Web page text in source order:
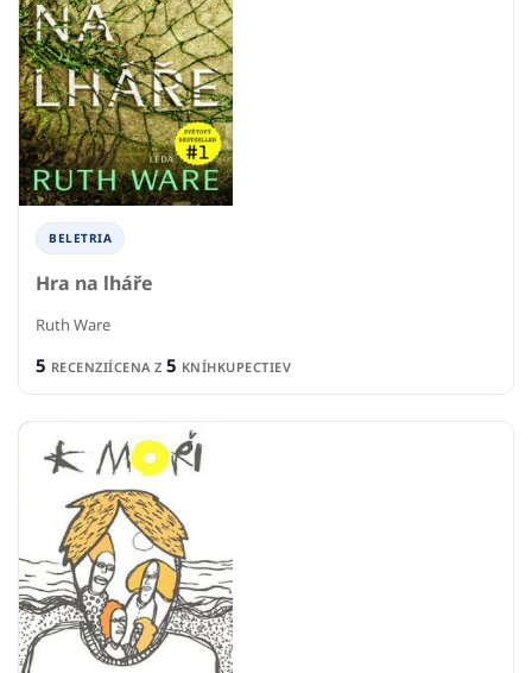
BELETRIA
Hra na lháře
Ruth Ware
5 RECENZIÍCENA Z 5 KNÍHKUPECTIEV